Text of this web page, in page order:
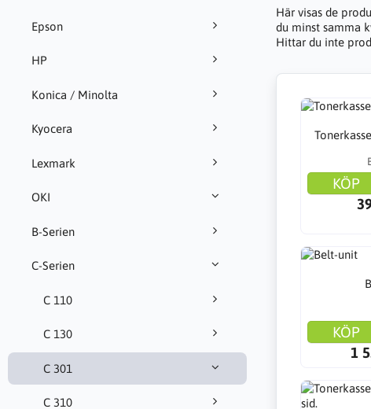
Epson
HP
Konica / Minolta
Kyocera
Lexmark
OKI
B-Serien
C-Serien
C 110
C 130
C 301
C 310
Här visas de
du minst samma
Hittar du inte
KÖP
KÖP
1